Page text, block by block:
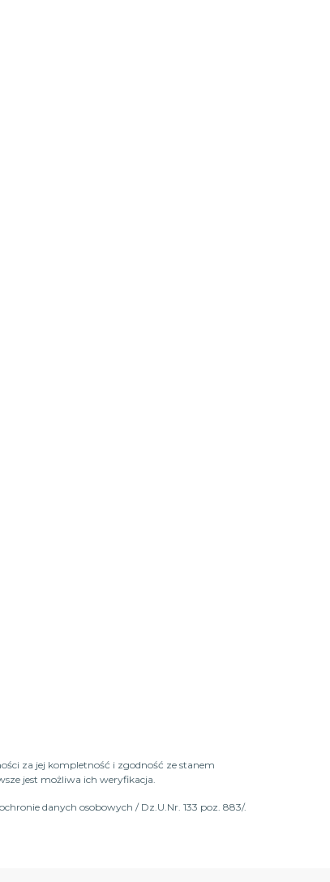
za jej kompletność i zgodność ze stanem
jest możliwa ich weryfikacja.
danych osobowych / Dz.U.Nr. 133 poz. 883/.